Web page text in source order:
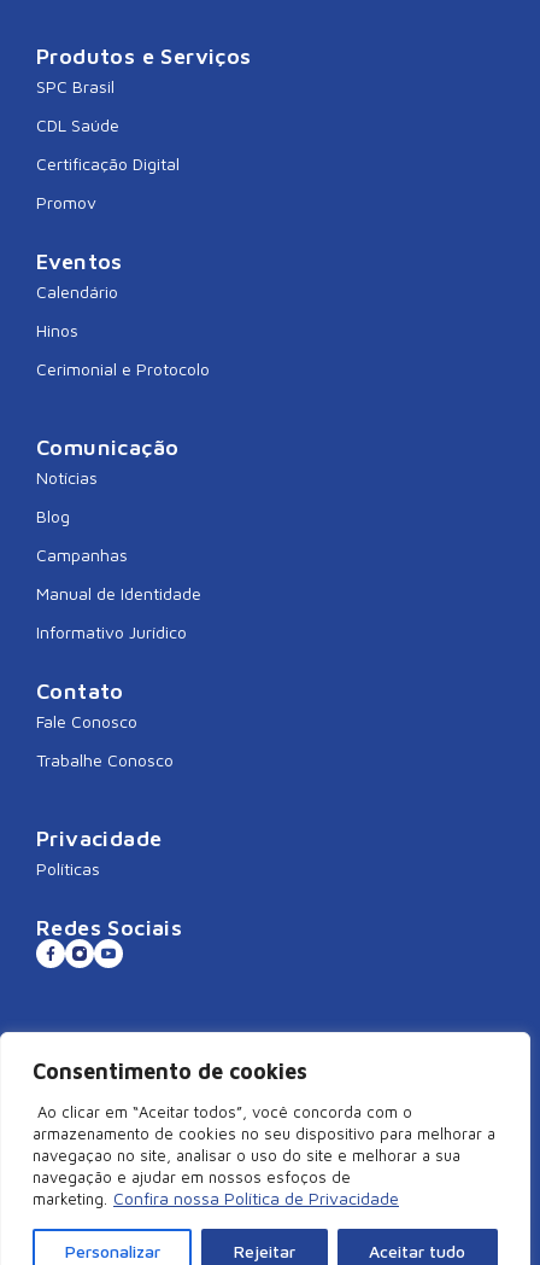
Consentimento de cookies
Ao clicar em “Aceitar todos”, você concorda com o
armazenamento de cookies no seu dispositivo para melhorar a
navegaçao no site, analisar o uso do site e melhorar a sua
navegação e ajudar em nossos esfoços de
marketing.
Confira nossa Política de Privacidade
Personalizar Rejeitar Aceitar tudo
Produtos e Serviços
SPC Brasil
CDL Saúde
Certificação Digital
Promov
Eventos
Calendário
Hinos
Cerimonial e Protocolo
Comunicação
Notícias
Blog
Campanhas
Manual de Identidade
Informativo Jurídico
Contato
Fale Conosco
Trabalhe Conosco
Privacidade
Políticas
Redes Sociais
Sistema CNDL
©2026 Câmara de Dirigentes Lojistas de São Miguel do Oeste/SC –
Todos Direitos Reservados | Rua Duque de Caxias, 920, Centro –
89900-000 | CNPJ: 83.829.820/0001-18